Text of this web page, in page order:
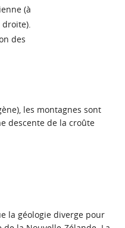
(à
droite).
des
les montagnes sont
descente de la croûte
la géologie diverge pour